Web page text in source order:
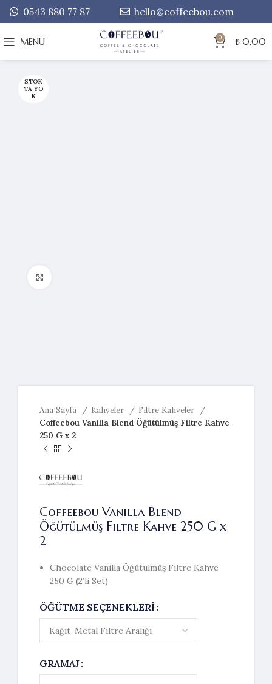
0543 880 77 87 hello@coffeebou.com
MENU 0 ₺ 0,00
STOK
TA YO
K
Ana Sayfa Kahveler
Filtre Kahveler
Coffeebou Vanilla Blend Öğütülmüş Filtre Kahve
250 G x 2
Coffeebou Vanilla Blend
Öğütülmüş Filtre Kahve 250 G x
2
Chocolate Vanilla Öğütülmüş Filtre Kahve
250 G (2’li Set)
ÖĞÜTME SEÇENEKLERI
GRAMAJ